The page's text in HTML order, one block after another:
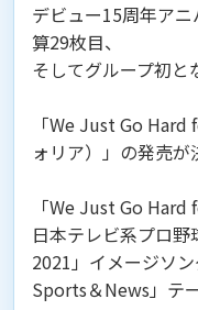
デビュー15周年ア
算29枚目、
そしてグループ初と
「We Just Go Hard
ォリア）」の発売が
「We Just Go Hard
日本テレビ系プロ野
2021」イメージソ
Sports＆News」テ